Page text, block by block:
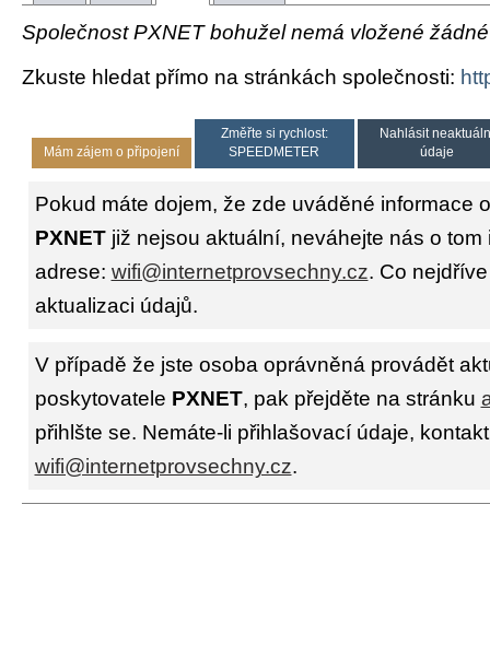
Společnost PXNET bohužel nemá vložené
Zkuste hledat přímo na stránkách společnosti:
Mám zájem o připojení
Změřte si rychlost:
SPEEDMETER
Nahlásit
údaje
Pokud máte dojem, že zde uváděné informace
PXNETjiž nejsou aktuální, neváhejte nás o tom
adrese: wifi@internetprovsechny.cz. Co
aktualizaci údajů.
V případě že jste osoba oprávněná provádět
poskytovatele PXNET, pak přejděte na stránku
přihlšte se. Nemáte-li přihlašovací údaje,
wifi@internetprovsechny.cz.